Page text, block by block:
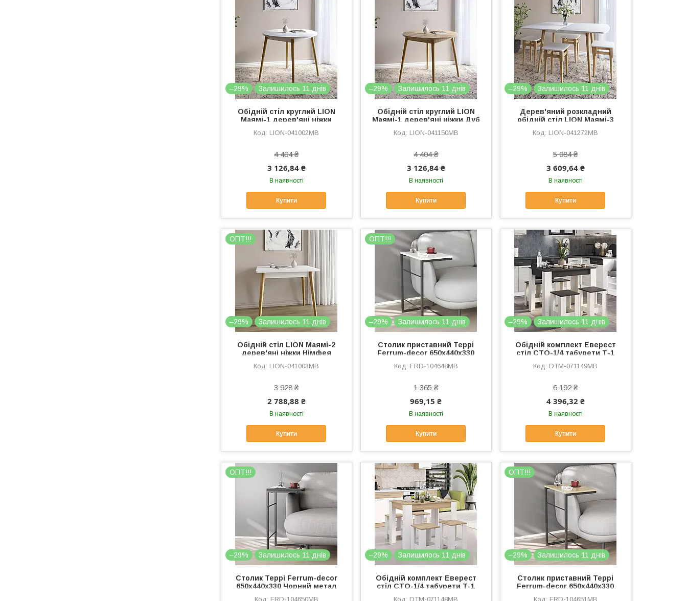
–29% Залишилось 11 днів
Обідній стіл круглий LION
Маямі-1 дерев'яні ніжки
LION-041002MB
4 404 ₴
3 126,84 ₴
В наявності
Купити
–29% Залишилось 11 днів
Обідній стіл круглий LION
Маямі-1 дерев'яні ніжки Дуб
LION-041150MB
4 404 ₴
3 126,84 ₴
В наявності
Купити
–29% Залишилось 11 днів
Дерев'яний розкладний
обідній стіл LION Маямі-3
90х60/90х120 (LION-041272)
LION-041272MB
5 084 ₴
3 609,64 ₴
В наявності
Купити
OПТ!!!
–29% Залишилось 11 днів
Обідній стіл LION Маямі-2
дерев'яні ніжки Німфея
LION-041003MB
3 928 ₴
2 788,88 ₴
В наявності
Купити
OПТ!!!
–29% Залишилось 11 днів
Столик приставний Террі
Ferrum-decor 650x440x330
мм (FRD-104648)
FRD-104648MB
1 365 ₴
969,15 ₴
В наявності
Купити
–29% Залишилось 11 днів
Обідній комплект Еверест
стіл СТО-1/4 табурети Т-1
(DTM-071149)
DTM-071149MB
6 192 ₴
4 396,32 ₴
В наявності
Купити
OПТ!!!
–29% Залишилось 11 днів
Столик Террі Ferrum-decor
650x440x330 Чорний метал
FRD-104650MB
–29% Залишилось 11 днів
Обідній комплект Еверест
стіл СТО-1/4 табурети Т-1
DTM-071148MB
OПТ!!!
–29% Залишилось 11 днів
Столик приставний Террі
Ferrum-decor 650x440x330
FRD-104651MB